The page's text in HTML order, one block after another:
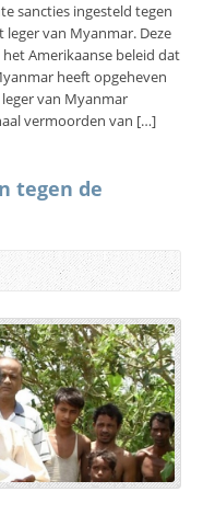
sancties ingesteld tegen
van Myanmar. Deze
Amerikaanse beleid dat
heeft opgeheven
van Myanmar
vermoorden van […]
tegen de